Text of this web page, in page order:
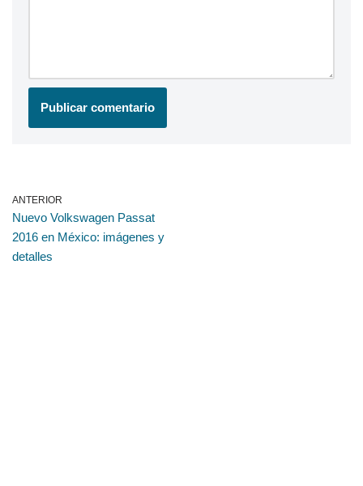
ANTERIOR
Nuevo Volkswagen Passat
2016 en México: imágenes y
detalles